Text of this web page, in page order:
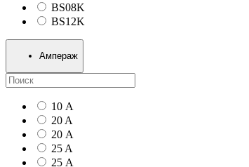
BS08K
BS12K
Ампераж
10 А
20 A
20 А
25 A
25 А